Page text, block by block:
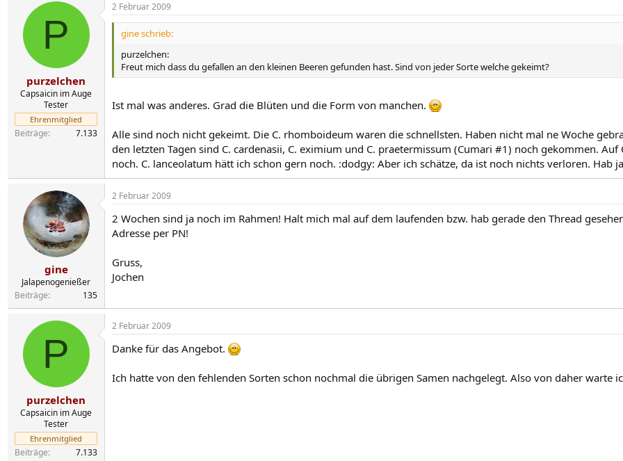
P
purzelchen
Capsaicin im Auge
Tester
Ehrenmitglied
Beiträge 7.133
2 Februar 2009
gine schrieb:
purzelchen:
Freut mich dass du gefallen an den kleinen Beeren gefunden hast. Sind von jeder Sorte welche gekeimt?
Ist mal was anderes. Grad die Blüten und die Form von manchen.
Alle sind noch nicht gekeimt. Die C. rhomboideum waren die schnellsten. Haben nicht mal ne Woche
den letzten Tagen sind C. cardenasii, C. eximium und C. praetermissum (Cumari #1) noch gekommen.
noch. C. lanceolatum hätt ich schon gern noch. :dodgy: Aber ich schätze, da ist noch nichts verloren. Hab
gine
Jalapenogenießer
Beiträge
135
2 Februar 2009
2 Wochen sind ja noch im Rahmen! Halt mich mal auf dem laufenden bzw. hab gerade den Thread
Adresse per PN!
Gruss,
Jochen
P
purzelchen
Capsaicin im Auge
Tester
Ehrenmitglied
Beiträge 7.133
2 Februar 2009
Danke für das Angebot.
Ich hatte von den fehlenden Sorten schon nochmal die übrigen Samen nachgelegt. Also von daher warte